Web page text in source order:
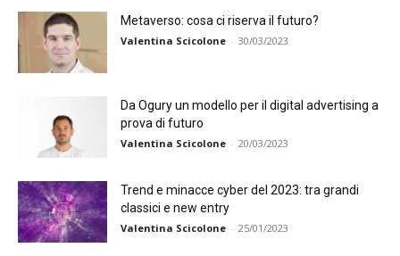
Metaverso: cosa ci riserva il futuro?
Valentina Scicolone - 30/03/2023
Da Ogury un modello per il digital advertising a
prova di futuro
Valentina Scicolone - 20/03/2023
Trend e minacce cyber del 2023: tra grandi
classici e new entry
Valentina Scicolone - 25/01/2023